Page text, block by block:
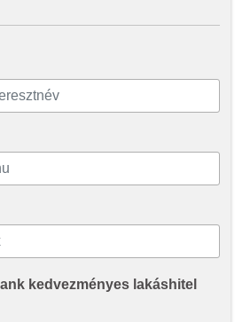
kedvezményes lakáshitel